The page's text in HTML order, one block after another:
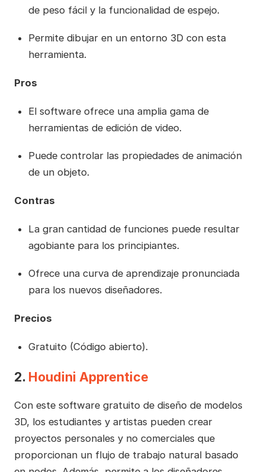
de peso fácil y la funcionalidad de espejo.
Permite dibujar en un entorno 3D con esta
herramienta.
Pros
El software ofrece una amplia gama de
herramientas de edición de video.
Puede controlar las propiedades de animación
de un objeto.
Contras
La gran cantidad de funciones puede resultar
agobiante para los principiantes.
Ofrece una curva de aprendizaje pronunciada
para los nuevos diseñadores.
Precios
Gratuito (Código abierto).
2. Houdini Apprentice
Con este software gratuito de diseño de modelos
3D, los estudiantes y artistas pueden crear
proyectos personales y no comerciales que
proporcionan un flujo de trabajo natural basado